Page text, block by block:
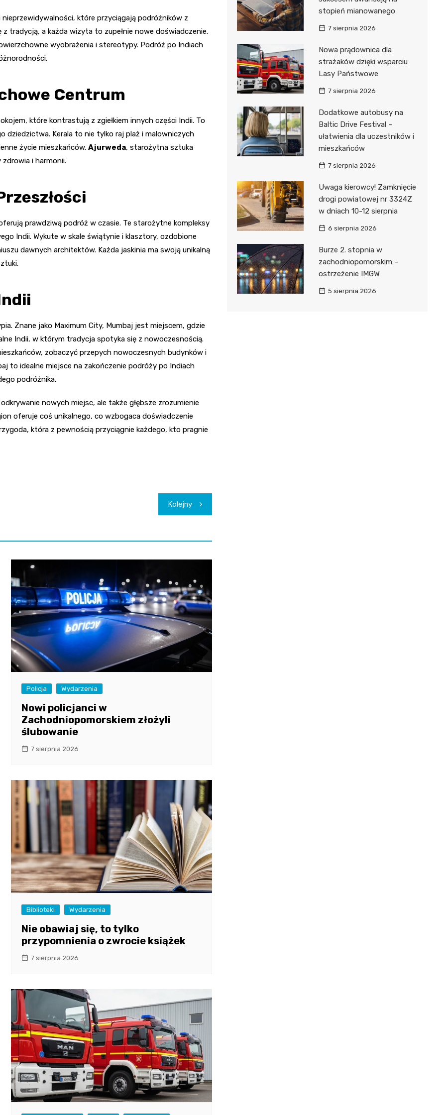
które przyciągają podróżników z
tradycją, a każda wizyta to zupełnie nowe doświadczenie.
wyobrażenia i stereotypy. Podróż po Indiach
Centrum
które kontrastują z zgiełkiem innych części Indii. To
dziedzictwa. Kerala to nie tylko raj plaż i malowniczych
życie mieszkańców. Ajurweda, starożytna sztuka
i harmonii.
prawdziwą podróż w czasie. Te starożytne kompleksy
Indii. Wykute w skale świątynie i klasztory, ozdobione
dawnych architektów. Każda jaskinia ma swoją unikalną
Znane jako Maximum City, Mumbaj jest miejscem, gdzie
Indii, w którym tradycja spotyka się z nowoczesnością.
zobaczyć przepych nowoczesnych budynków i
to idealne miejsce na zakończenie podróży po Indiach
podróżnika.
nowych miejsc, ale także głębsze zrozumienie
oferuje coś unikalnego, co wzbogaca doświadczenie
która z pewnością przyciągnie każdego, kto pragnie
Kolejny
Policja Wydarzenia
Nowi policjanci w
Zachodniopomorskiem złożyli
ślubowanie
7 sierpnia 2026
Biblioteki Wydarzenia
Nie obawiaj się, to tylko
przypomnienia o zwrocie książek
7 sierpnia 2026
stopień mianowanego
7 sierpnia 2026
Nowa prądownica dla
strażaków dzięki wsparciu
Lasy Państwowe
7 sierpnia 2026
Dodatkowe autobusy na
Baltic Drive Festival –
ułatwienia dla uczestników i
mieszkańców
7 sierpnia 2026
Uwaga kierowcy! Zamknięcie
drogi powiatowej nr 3324Z
w dniach 10-12 sierpnia
6 sierpnia 2026
Burze 2. stopnia w
zachodniopomorskim –
ostrzeżenie IMGW
5 sierpnia 2026